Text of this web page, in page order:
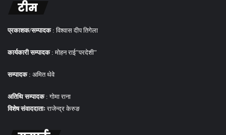
टीम
प्रकाशक/सम्पादक : विश्वास दीप तिगेला
कार्यकारी सम्पादक: मोहन राई”परदेशी”
सम्पादक: अमित थेवे
अतिथि सम्पादक: गोमा राना
विशेष संवाददाताःराजेन्द्र केरुङ